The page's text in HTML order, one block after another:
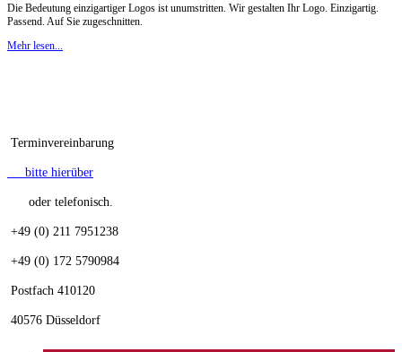
Die Bedeutung einzigartiger Logos ist unumstritten. Wir gestalten Ihr Logo. Einzigartig.
Passend. Auf Sie zugeschnitten.
Mehr lesen...
Terminvereinbarung
bitte hierüber
oder telefonisch.
+49 (0) 211 7951238
+49 (0) 172 5790984
Postfach 410120
40576 Düsseldorf